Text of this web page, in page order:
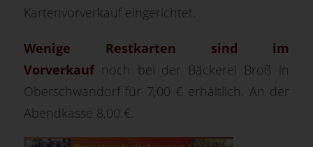
Kartenvorverkauf eingerichtet.
Wenige Restkarten sind im
Vorverkaufnoch bei der Bäckerei Broß in
Oberschwandorf für 7,00 € erhältlich. An der
Abendkasse 8,00 €.